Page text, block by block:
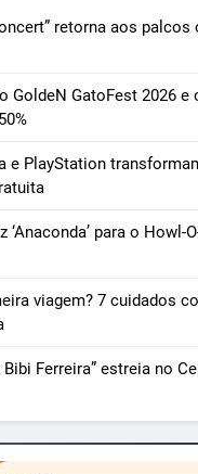
retorna aos palcos
GoldeN GatoFest 2026 e
e PlayStation
‘Anaconda’ para o Howl-
viagem? 7 cuidados
Bibi Ferreira” estreia no